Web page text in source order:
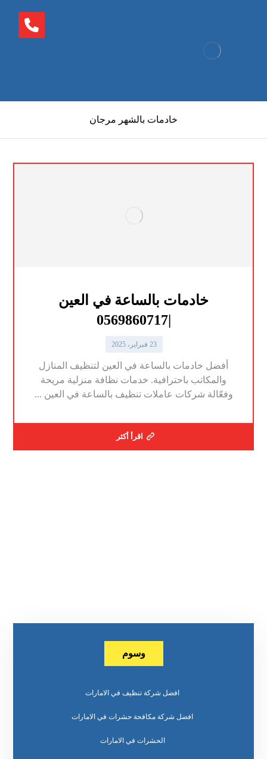
خادمات بالشهر مرجان
خادمات بالساعة في العين
|0569860717
23 فبراير، 2025
أفضل خادمات بالساعة في العين لتنظيف المنازل
والمكاتب باحترافية. خدمات نظافة منزلية مريحة
وفعّالة شركات عاملات تنظيف بالساعة في العين ...
اقرأ أكثر
وسوم
افضل شركة تنظيف في الامارات
افضل شركة مكافحة حشرات في الامارات
الحشرات في الامارات